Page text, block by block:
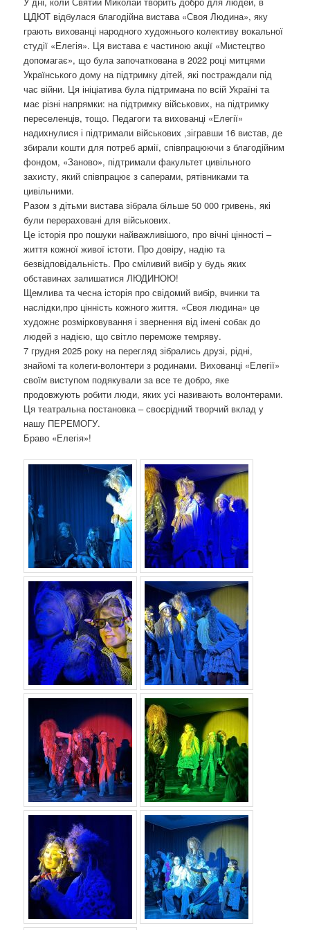
о
з
а
п
и
с
а
х
ЦДЮТ відбулася благодійна вистава «Своя Людина», яку
грають вихованці народного художнього колективу вокальної
студії «Елегія». Ця вистава є частиною акції «Мистецтво
допомагає», що була започаткована в 2022 році митцями
Українського дому на підтримку дітей, які постраждали під
час війни. Ця ініціатива була підтримана по всій Україні та
має різні напрямки: на підтримку військових, на підтримку
переселенців, тощо. Педагоги та вихованці «Елегії»
надихнулися і підтримали військових ,зігравши 16 вистав, де
збирали кошти для потреб армії, співпрацюючи з благодійним
фондом, «Заново», підтримали факультет цивільного
захисту, який співпрацює з саперами, рятівниками та
цивільними.
Разом з дітьми вистава зібрала більше 50 000 гривень, які
були перераховані для військових.
Це історія про пошуки найважливішого, про вічні цінності –
життя кожної живої істоти. Про довіру, надію та
безвідповідальність. Про сміливий вибір у будь яких
обставинах залишатися ЛЮДИНОЮ!
Щемлива та чесна історія про свідомий вибір, вчинки та
наслідки,про цінність кожного життя. «Своя людина» це
художнє розмірковування і звернення від імені собак до
людей з надією, що світло переможе темряву.
7 грудня 2025 року на перегляд зібрались друзі, рідні,
знайомі та колеги-волонтери з родинами. Вихованці «Елегії»
своїм виступом подякували за все те добро, яке
продовжують робити люди, яких усі називають волонтерами.
Ця театральна постановка – своєрідний творчий вклад у
нашу ПЕРЕМОГУ.
Браво «Елегія»!